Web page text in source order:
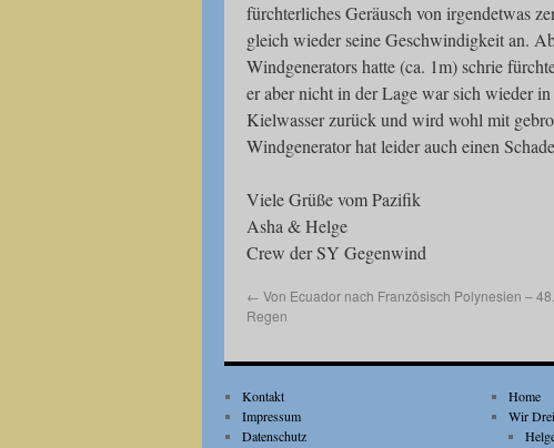
fürchterliches Geräusch von irgendetwas
gleich wieder seine Geschwindigkeit an.
Windgenerators hatte (ca. 1m) schrie
er aber nicht in der Lage war sich wieder
Kielwasser zurück und wird wohl mit
Windgenerator hat leider auch einen
Viele Grüße vom Pazifik
Asha & Helge
Crew der SY Gegenwind
← Von Ecuador nach Französisch Polynesien –
Regen
Kontakt
Impressum
Datenschutz
Home
Wir Drei